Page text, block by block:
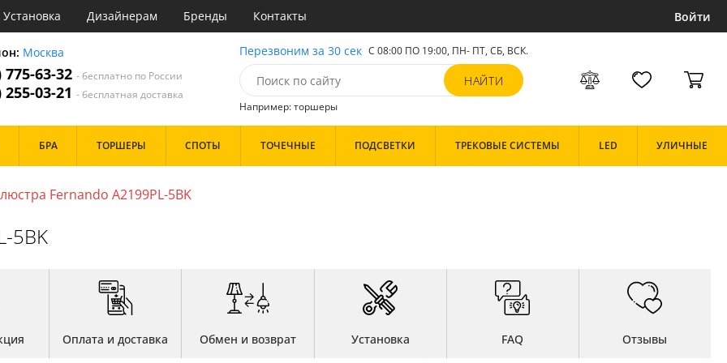
Установка Дизайнерам Бренды Контакты Войти
Москва
775-63-32 - бесплатно по России
255-03-21 - бесплатная доставка
Перезвоним за 30 сек С 08:00 ПО 19:00, ПН- ПТ,СБ, ВСК.
Например: торшеры
Зал
Коридор и прихожая
Белые
БРА ТОРШЕРЫ СПОТЫ ТОЧЕЧНЫЕ ПОДСВЕТКИ ТРЕКОВЫЕ СИСТЕМЫ LED УЛИЧНЫЕ
Fernando A2199PL-5BK
5BK
Оплата и доставка Обмен и возврат Установка FAQ Отзывы